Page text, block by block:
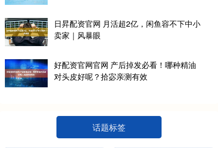
日昇配资官网 月活超2亿，闲鱼容不下中小
卖家｜风暴眼
好配资官网官网 产后掉发必看！哪种精油
对头皮好呢？拾宓亲测有效
话题标签